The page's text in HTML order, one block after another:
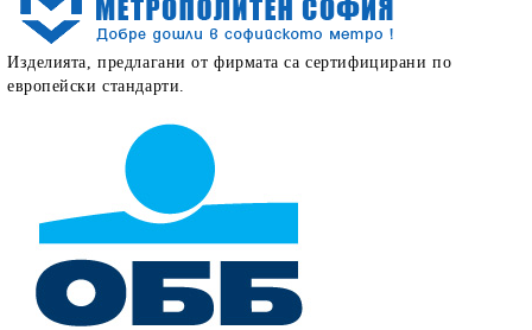
Изделията, предлагани от фирмата са сертифицирани по
европейски стандарти.